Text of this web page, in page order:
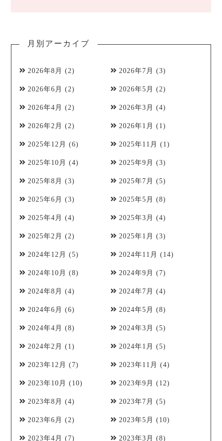
月別アーカイブ
2026年8月 (2) 2026年7月 (3)
2026年6月 (2) 2026年5月 (2)
2026年4月 (2) 2026年3月 (4)
2026年2月 (2) 2026年1月 (1)
2025年12月 (6) 2025年11月 (1)
2025年10月 (4) 2025年9月 (3)
2025年8月 (3) 2025年7月 (5)
2025年6月 (3) 2025年5月 (8)
2025年4月 (4) 2025年3月 (4)
2025年2月 (2) 2025年1月 (3)
2024年12月 (5) 2024年11月 (14)
2024年10月 (8) 2024年9月 (7)
2024年8月 (4) 2024年7月 (4)
2024年6月 (6) 2024年5月 (8)
2024年4月 (8) 2024年3月 (5)
2024年2月 (1) 2024年1月 (5)
2023年12月 (7) 2023年11月 (4)
2023年10月 (10) 2023年9月 (12)
2023年8月 (4) 2023年7月 (5)
2023年6月 (2) 2023年5月 (10)
2023年4月 (7) 2023年3月 (8)